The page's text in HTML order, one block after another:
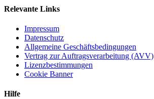
Relevante Links
Impressum
Datenschutz
Allgemeine Geschäftsbedingungen
Vertrag zur Auftragsverarbeitung (AVV)
Lizenzbestimmungen
Cookie Banner
Hilfe